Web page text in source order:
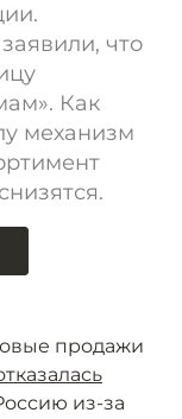
что
Как
механизм
продажи
из-за